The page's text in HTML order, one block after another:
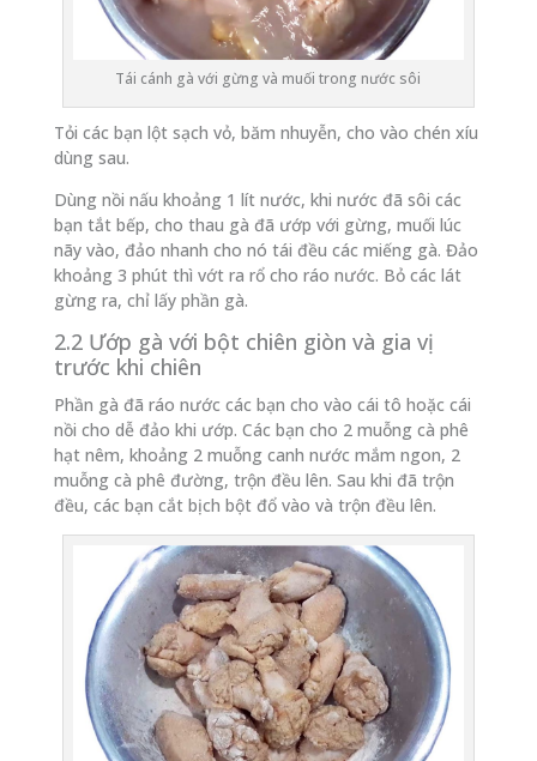
Tái cánh gà với gừng và muối trong nước sôi
Tỏi các bạn lột sạch vỏ, băm nhuyễn, cho vào chén xíu
dùng sau.
Dùng nồi nấu khoảng 1 lít nước, khi nước đã sôi các
bạn tắt bếp, cho thau gà đã ướp với gừng, muối lúc
nãy vào, đảo nhanh cho nó tái đều các miếng gà. Đảo
khoảng 3 phút thì vớt ra rổ cho ráo nước. Bỏ các lát
gừng ra, chỉ lấy phần gà.
2.2 Ướp gà với bột chiên giòn và gia vị
trước khi chiên
Phần gà đã ráo nước các bạn cho vào cái tô hoặc cái
nồi cho dễ đảo khi ướp. Các bạn cho 2 muỗng cà phê
hạt nêm, khoảng 2 muỗng canh nước mắm ngon, 2
muỗng cà phê đường, trộn đều lên. Sau khi đã trộn
đều, các bạn cắt bịch bột đổ vào và trộn đều lên.